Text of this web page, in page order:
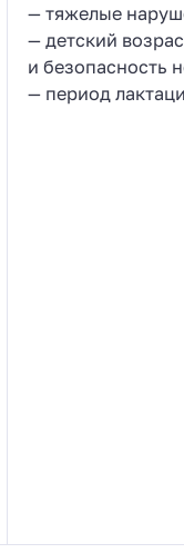
— тяжелые
— детский
и безопасность
— период